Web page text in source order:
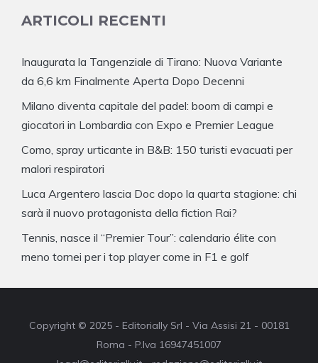
ARTICOLI RECENTI
Inaugurata la Tangenziale di Tirano: Nuova Variante
da 6,6 km Finalmente Aperta Dopo Decenni
Milano diventa capitale del padel: boom di campi e
giocatori in Lombardia con Expo e Premier League
Como, spray urticante in B&B: 150 turisti evacuati per
malori respiratori
Luca Argentero lascia Doc dopo la quarta stagione: chi
sarà il nuovo protagonista della fiction Rai?
Tennis, nasce il “Premier Tour”: calendario élite con
meno tornei per i top player come in F1 e golf
Copyright © 2025 - Editorially Srl - Via Assisi 21 - 00181
Roma - P.Iva 16947451007